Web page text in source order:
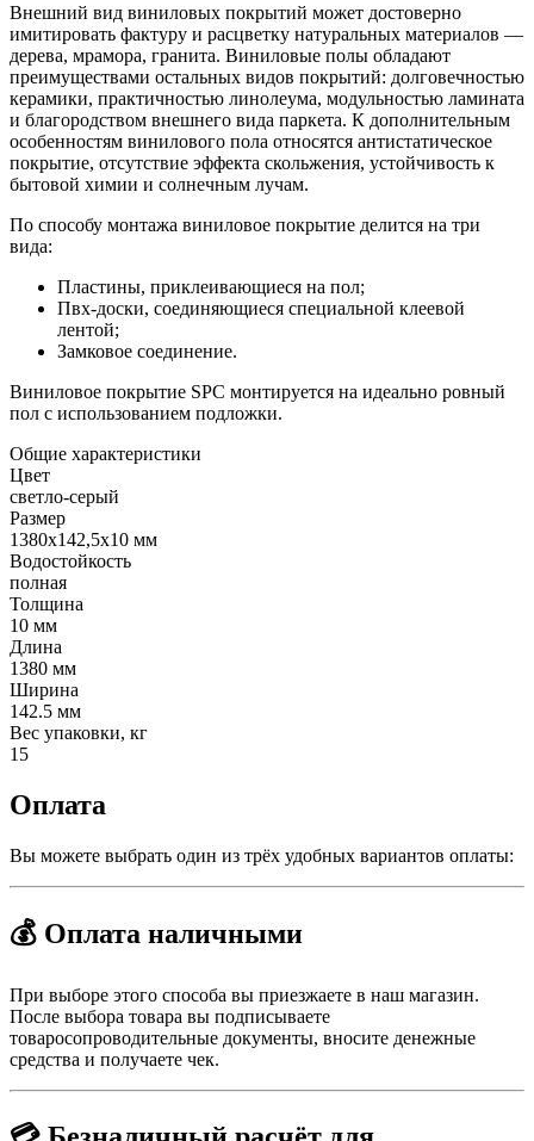
Внешний вид виниловых покрытий может достоверно
имитировать фактуру и расцветку натуральных материалов —
дерева, мрамора, гранита. Виниловые полы обладают
преимуществами остальных видов покрытий: долговечностью
керамики, практичностью линолеума, модульностью ламината
и благородством внешнего вида паркета. К дополнительным
особенностям винилового пола относятся антистатическое
покрытие, отсутствие эффекта скольжения, устойчивость к
бытовой химии и солнечным лучам.
По способу монтажа виниловое покрытие делится на три
вида:
Пластины, приклеивающиеся на пол;
Пвх-доски, соединяющиеся специальной клеевой
лентой;
Замковое соединение.
Виниловое покрытие SPC монтируется на идеально ровный
пол с использованием подложки.
Общие характеристики
Цвет
светло-серый
Размер
1380х142,5х10 мм
Водостойкость
полная
Толщина
10 мм
Длина
1380 мм
Ширина
142.5 мм
Вес упаковки, кг
15
Оплата
Вы можете выбрать один из трёх удобных вариантов оплаты:
💰 Оплата наличными
При выборе этого способа вы приезжаете в наш магазин.
После выбора товара вы подписываете
товаросопроводительные документы, вносите денежные
средства и получаете чек.